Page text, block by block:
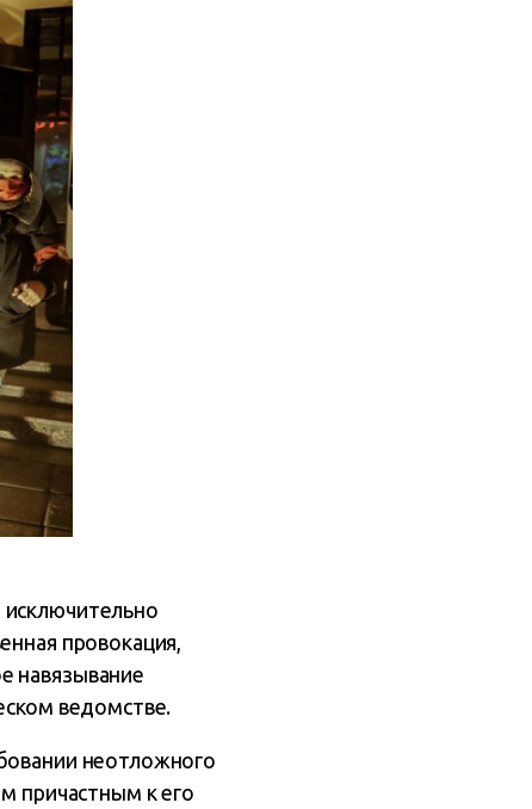
провокация,
навязывание
ведомстве.
неотложного
причастным к его